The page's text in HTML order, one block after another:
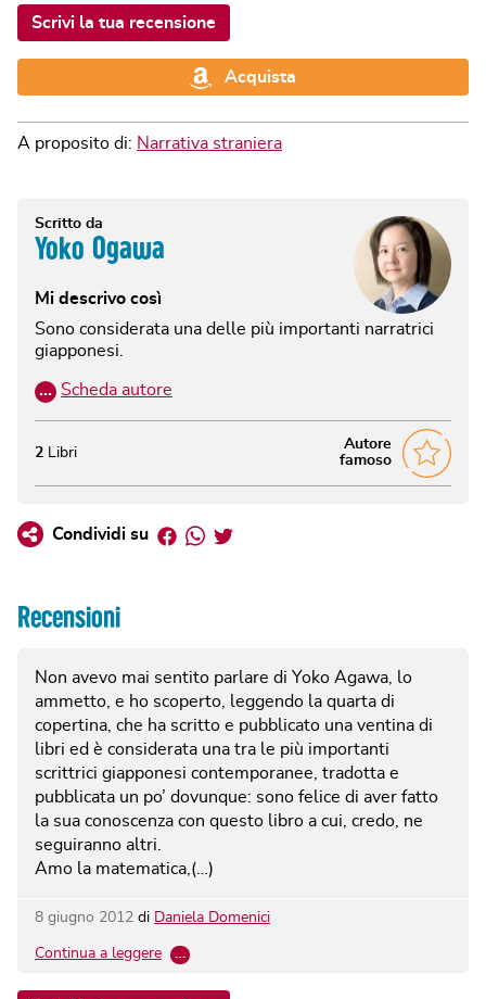
Scrivi la tua recensione
Acquista
A proposito di: Narrativa straniera
Scritto da
Yoko Ogawa
Mi descrivo così
Sono considerata una delle più importanti narratrici
giapponesi.
… Scheda autore
Autore
famoso
2 Libri
Condividi su Facebook
Whatsapp
Twitter
Recensioni
Non avevo mai sentito parlare di Yoko Agawa, lo
ammetto, e ho scoperto, leggendo la quarta di
copertina, che ha scritto e pubblicato una ventina di
libri ed è considerata una tra le più importanti
scrittrici giapponesi contemporanee, tradotta e
pubblicata un po’ dovunque: sono felice di aver fatto
la sua conoscenza con questo libro a cui, credo, ne
seguiranno altri.
Amo la matematica,(…)
8 giugno 2012 di Daniela Domenici
Continua a leggere …